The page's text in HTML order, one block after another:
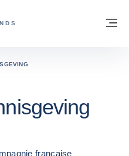
TRADE - GROEP
française